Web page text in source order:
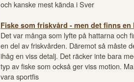
och kanske mest kända i Sver
Fiske som friskvård - men det finns en
Det var många som lyfte på hattarna och
en del av friskvården. Däremot så måste
ihåg en viss detalj. Det räcker inte bara
typ av fiske som också ger viss motion.
vara sportfis